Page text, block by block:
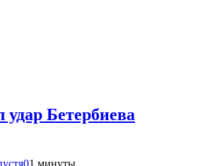
Бетербиева
01 минуты